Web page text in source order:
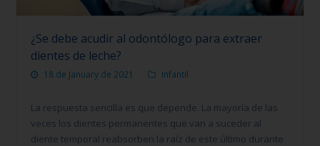
¿Se debe acudir al odontólogo para extraer
dientes de leche?
18 de January de 2021 Infantil
La respuesta sencilla es que depende. La mayoría de las
veces los dientes permanentes que van a suceder al
diente temporal reabsorben la raíz de este último durante